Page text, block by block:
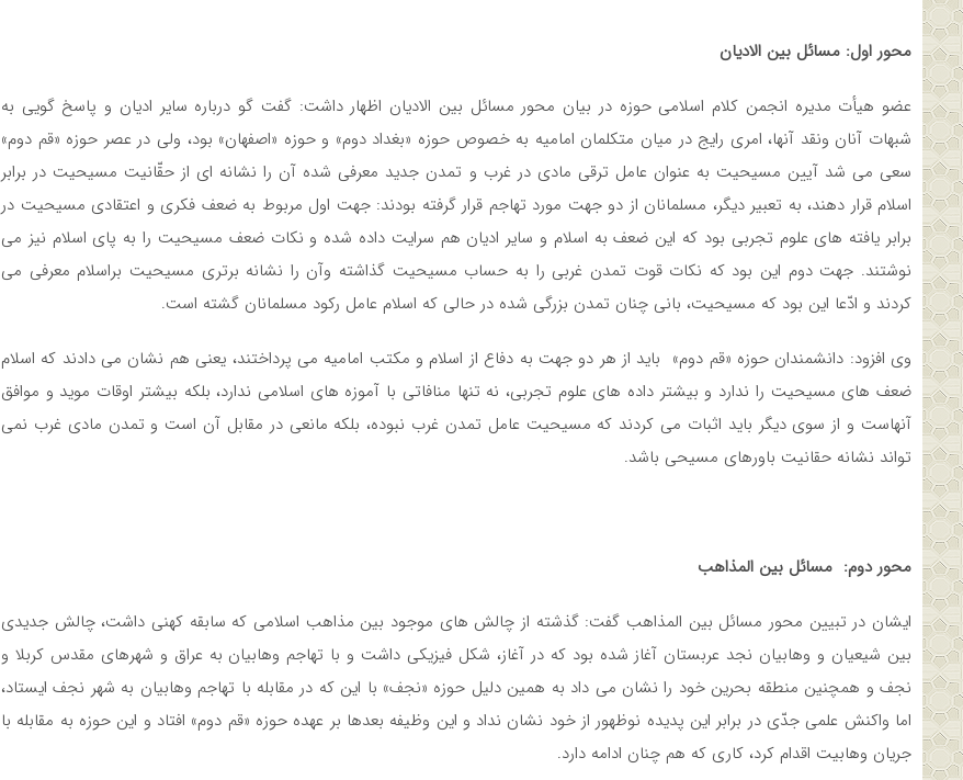
محور اول: مسائل بین الادیان
عضو هیأت مدیره انجمن کلام اسلامی حوزه در بیان محور مسائل بین الادیان اظهار داشت: گفت گو درباره سایر ادیان و پاسخ گویی به
شبهات آنان ونقد آنها، امری رایج در میان متکلمان امامیه به خصوص حوزه «بغداد دوم» و حوزه «اصفهان» بود، ولی در عصر حوزه «قم دوم»
سعی می شد آیین مسیحیت به عنوان عامل ترقی مادی در غرب و تمدن جدید معرفی شده آن را نشانه ای از حقّانیت مسیحیت در برابر
اسلام قرار دهند، به تعبیر دیگر، مسلمانان از دو جهت مورد تهاجم قرار گرفته بودند: جهت اول مربوط به ضعف فکری و اعتقادی مسیحیت در
برابر یافته های علوم تجربی بود که این ضعف به اسلام و سایر ادیان هم سرایت داده شده و نکات ضعف مسیحیت را به پای اسلام نیز می
نوشتند. جهت دوم این بود که نکات قوت تمدن غربی را به حساب مسیحیت گذاشته وآن را نشانه برتری مسیحیت براسلام معرفی می
کردند و ادّعا این بود که مسیحیت، بانی چنان تمدن بزرگی شده در حالی که اسلام عامل رکود مسلمانان گشته است.
وی افزود: دانشمندان حوزه «قم دوم» باید از هر دو جهت به دفاع از اسلام و مکتب امامیه می پرداختند، یعنی هم نشان می دادند که اسلام
ضعف های مسیحیت را ندارد و بیشتر داده های علوم تجربی، نه تنها منافاتی با آموزه های اسلامی ندارد، بلکه بیشتر اوقات موید و موافق
آنهاست و از سوی دیگر باید اثبات می کردند که مسیحیت عامل تمدن غرب نبوده، بلکه مانعی در مقابل آن است و تمدن مادی غرب نمی
تواند نشانه حقانیت باورهای مسیحی باشد.
محور دوم: مسائل بین المذاهب
ایشان در تبیین محور مسائل بین المذاهب گفت: گذشته از چالش های موجود بین مذاهب اسلامی که سابقه کهنی داشت، چالش جدیدی
بین شیعیان و وهابیان نجد عربستان آغاز شده بود که در آغاز، شکل فیزیکی داشت و با تهاجم وهابیان به عراق و شهرهای مقدس کربلا و
نجف و همچنین منطقه بحرین خود را نشان می داد به همین دلیل حوزه «نجف» با این که در مقابله با تهاجم وهابیان به شهر نجف ایستاد،
اما واکنش علمی جدّی در برابر این پدیده نوظهور از خود نشان نداد و این وظیفه بعدها بر عهده حوزه «قم دوم» افتاد و این حوزه به مقابله با
جریان وهابیت اقدام کرد، کاری که هم چنان ادامه دارد.